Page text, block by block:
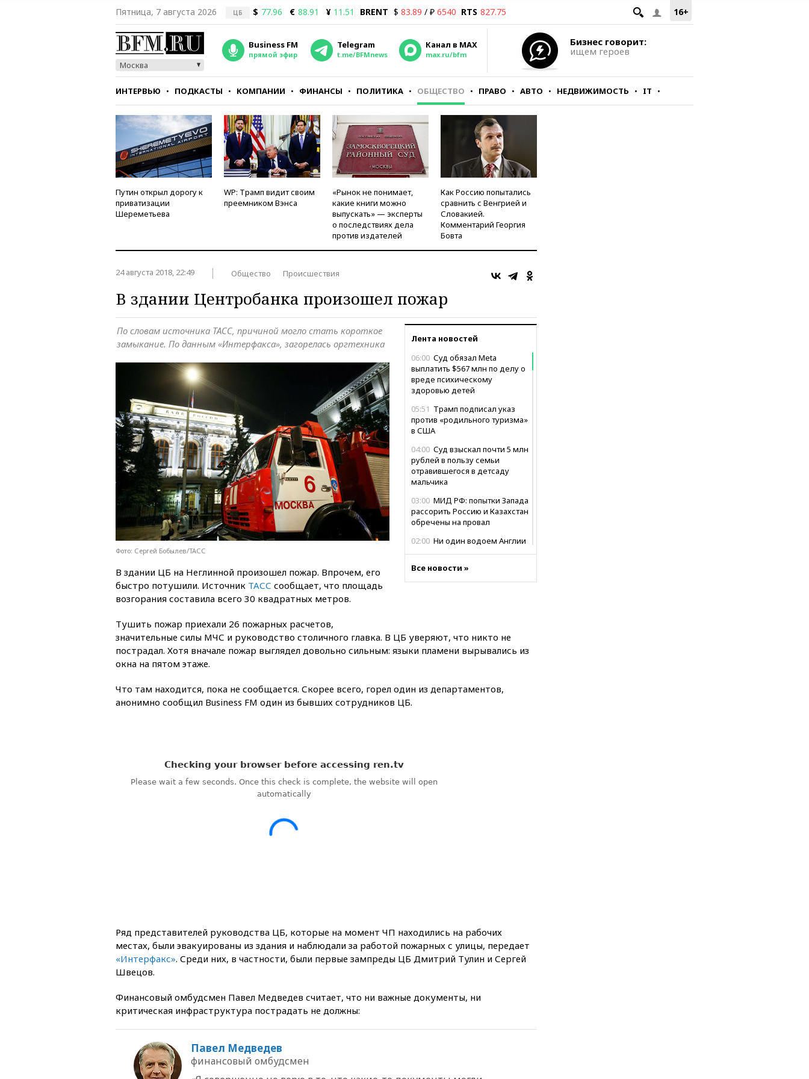
16+
Пятница, 7 августа 2026 ЦБ $ 77.96 € 88.91 ¥ 11.51 BRENT $ 83.89 / ₽ 6540 RTS 827.75
Москва
Business FM
прямой эфир
Telegram
t.me/BFMnews
Канал в MAX
max.ru/bfm
Бизнес говорит:
ищем героев
ИНТЕРВЬЮ ПОДКАСТЫ КОМПАНИИ ФИНАНСЫ ПОЛИТИКА ОБЩЕСТВО ПРАВО АВТО НЕДВИЖИМОСТЬ IT
СТИЛЬ ТЕСТЫ
Путин открыл дорогу к
приватизации
Шереметьева
WP: Трамп видит своим
преемником Вэнса
«Рынок не понимает,
какие книги можно
выпускать» — эксперты
о последствиях дела
против издателей
Как Россию попытались
сравнить с Венгрией и
Словакией.
Комментарий Георгия
Бовта
24 августа 2018, 22:49 Общество Происшествия
В здании Центробанка произошел пожар
Лента новостей
06:00 Суд обязал Meta
выплатить $567 млн по делу о
вреде психическому
здоровью детей
05:51 Трамп подписал указ
против «родильного туризма»
в США
04:00 Суд взыскал почти 5 млн
рублей в пользу семьи
отравившегося в детсаду
мальчика
03:00 МИД РФ: попытки Запада
рассорить Россию и Казахстан
обречены на провал
02:00 Ни один водоем Англии
01:00Трамп: США сами
арсенала США
вчера, 22:35
добропольском направлении
вчера, 21:58 Генпрокуратура
признала нежелательным в
вчера, 21:35
и Геленджик
Все новости »
По словам источника ТАСС, причиной могло стать короткое
замыкание. По данным «Интерфакса», загорелась оргтехника
Фото: Сергей Бобылев/ТАСС
В здании ЦБ на Неглинной произошел пожар. Впрочем, его
быстро потушили. Источник ТАСС сообщает, что площадь
возгорания составила всего 30 квадратных метров.
Тушить пожар приехали 26 пожарных расчетов,
значительные силы МЧС и руководство столичного главка. В ЦБ уверяют, что никто не
пострадал. Хотя вначале пожар выглядел довольно сильным: языки пламени вырывались из
окна на пятом этаже.
Что там находится, пока не сообщается. Скорее всего, горел один из департаментов,
анонимно сообщил Business FM один из бывших сотрудников ЦБ.
Ряд представителей руководства ЦБ, которые на момент ЧП находились на рабочих
местах, были эвакуированы из здания и наблюдали за работой пожарных с улицы, передает
«Интерфакс». Среди них, в частности, были первые зампреды ЦБ Дмитрий Тулин и Сергей
Швецов.
Финансовый омбудсмен Павел Медведев считает, что ни важные документы, ни
критическая инфраструктура пострадать не должны:
Павел Медведев
финансовый омбудсмен